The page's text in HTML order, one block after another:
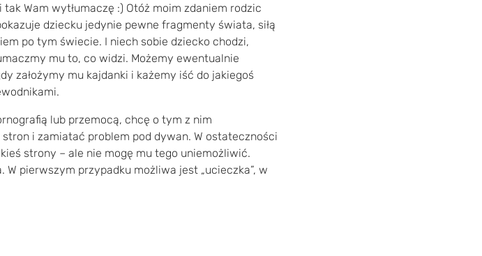
Wam wytłumaczę :) Otóż moim zdaniem rodzic
dziecku jedynie pewne fragmenty świata, siłą
po tym świecie. I niech sobie dziecko chodzi,
mu to, co widzi. Możemy ewentualnie
założymy mu kajdanki i każemy iść do jakiegoś
lub przemocą, chcę o tym z nim
i zamiatać problem pod dywan. W ostateczności
strony – ale nie mogę mu tego uniemożliwić.
pierwszym przypadku możliwa jest „ucieczka”, w